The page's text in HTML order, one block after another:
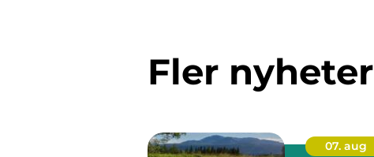
Fler nyheter
07. aug